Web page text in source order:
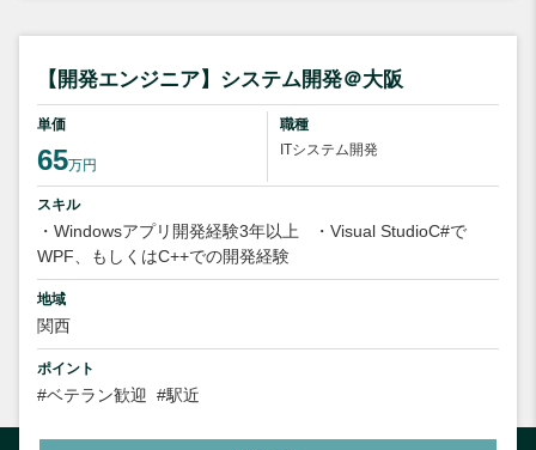
【開発エンジニア】システム開発＠大阪
単価
65万円
職種
ITシステム開発
スキル
・Windowsアプリ開発経験3年以上
・Visual StudioC#で
WPF、もしくはC++での開発経験
地域
関西
ポイント
#ベテラン歓迎 #駅近